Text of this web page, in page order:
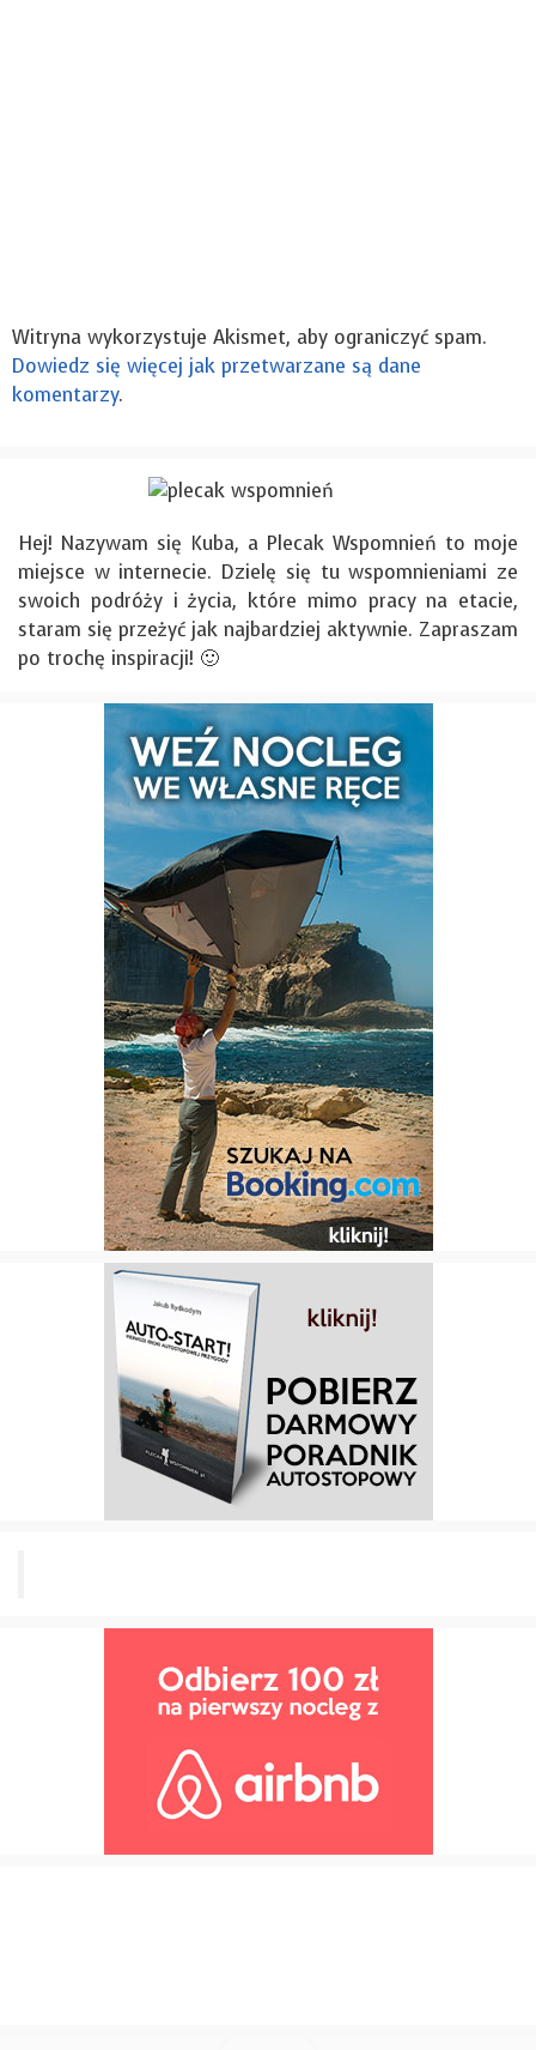
Witryna wykorzystuje Akismet, aby ograniczyć spam.
Dowiedz się więcej jak przetwarzane są dane
komentarzy.
Hej! Nazywam się Kuba, a Plecak Wspomnień to moje
miejsce w internecie. Dzielę się tu wspomnieniami ze
swoich podróży i życia, które mimo pracy na etacie,
staram się przeżyć jak najbardziej aktywnie. Zapraszam
po trochę inspiracji! 🙂